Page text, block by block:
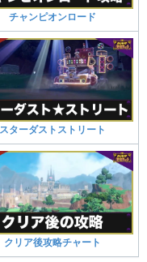
チャンピオンロード
スターダストストリート
クリア後攻略チャート